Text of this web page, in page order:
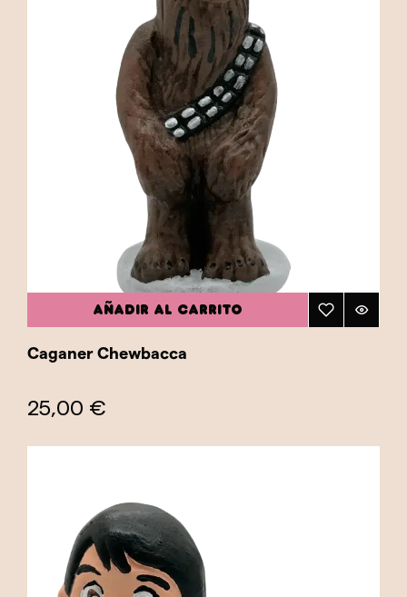
AÑADIR AL CARRITO
Caganer Chewbacca
25,00 €